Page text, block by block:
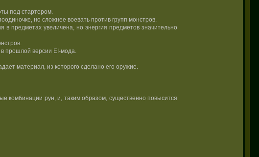
под стартером.
но сложнее воевать против групп монстров.
предметах увеличена, но энергия предметов значительно
прошлой версии EI-мода.
материал, из которого сделано его оружие.
комбинации рун, и, таким образом, существенно повысится